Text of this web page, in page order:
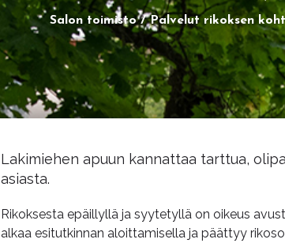
Salon toimisto Palvelut rikoksen
Lakimiehen apuun kannattaa tarttua,
asiasta.
Rikoksesta epäillyllä ja syytetyllä on oikeus
alkaa esitutkinnan aloittamisella ja päättyy